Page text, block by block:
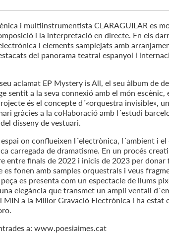
i multiinstrumentista CLARAGUILAR es
i la interpretació en directe. En els
i elements samplejats amb
del panorama teatral espanyol i
aclamat EP Mystery is All, el seu àlbum de
sentit a la seva connexió amb el món
és el concepte d´«orquestra invisible»,
gràcies a la col·laboració amb l´estudi
disseny de vestuari.
on conflueixen l´electrònica, l´ambient i
carregada de dramatisme. En un procés
entre finals de 2022 i inicis de 2023 per
es fonen amb samples orquestrals i veus
es presenta com un espectacle de llums
elegància que transmet un ampli ventall
MIN a la Millor Gravació Electrònica i ha
a: www.poesiaimes.cat